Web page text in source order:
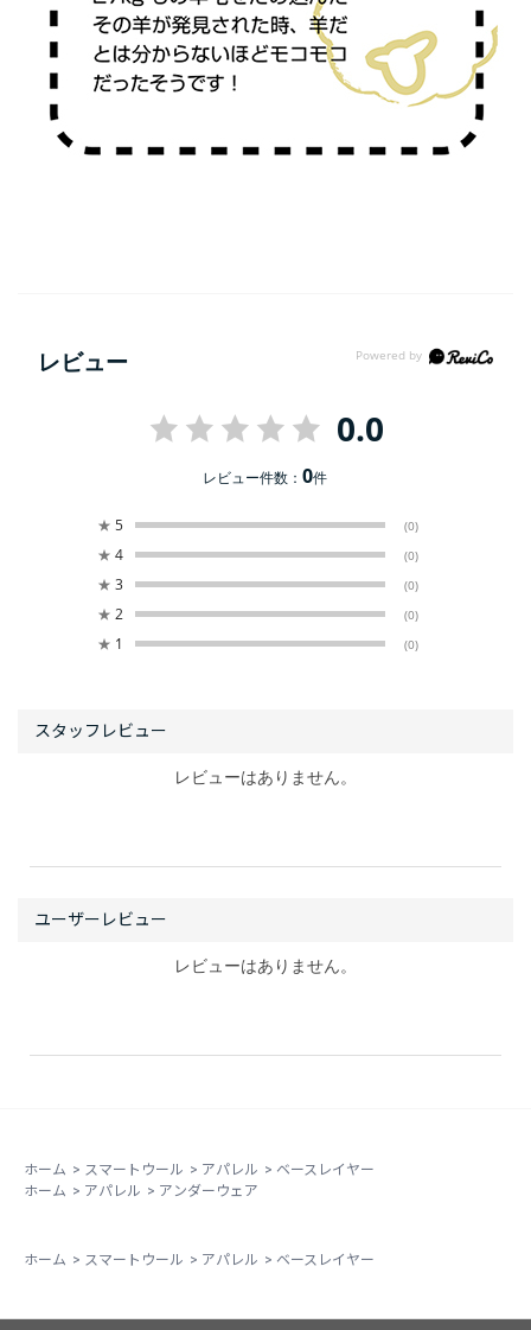
レビュー
0.0
レビュー件数：0件
★ 5 (0)
★ 4 (0)
★ 3 (0)
★ 2 (0)
★ 1 (0)
レビューはありません。
レビューはありません。
ホーム > スマートウール > アパレル > ベースレイヤー
ホーム > アパレル > アンダーウェア
ホーム > スマートウール > アパレル > ベースレイヤー